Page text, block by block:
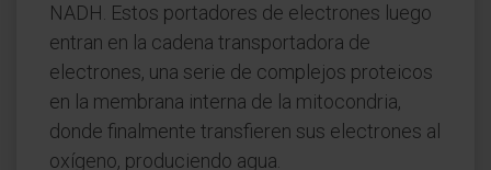
NADH. Estos portadores de electrones luego
entran en la cadena transportadora de
electrones, una serie de complejos proteicos
en la membrana interna de la mitocondria,
donde finalmente transfieren sus electrones al
oxígeno, produciendo agua.